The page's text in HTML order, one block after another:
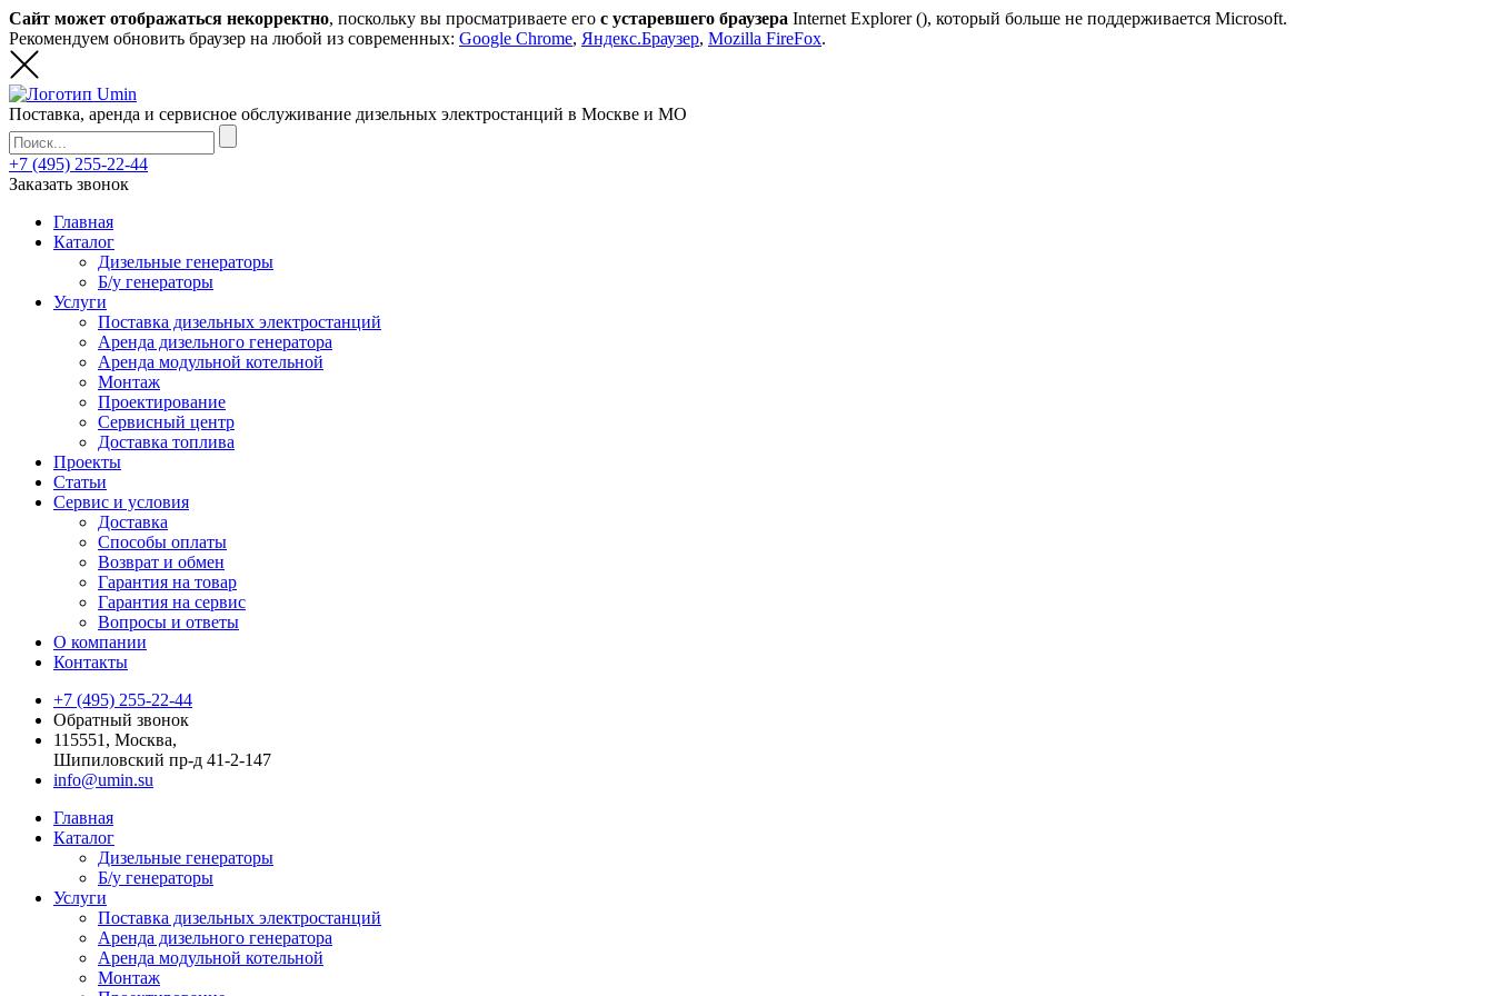
Сайт может отображаться некорректно, поскольку вы просматриваете его с устаревшего браузера Internet Explorer (), который больше не поддерживается Microsoft.
Рекомендуем обновить браузер на любой из современных: Google Chrome, Яндекс.Браузер, Mozilla FireFox.
Поставка, аренда и сервисное обслуживание дизельных электростанций в Москве и МО
+7 (495) 255-22-44
Заказать звонок
Главная
Каталог
Дизельные генераторы
Б/у генераторы
Услуги
Поставка дизельных электростанций
Аренда дизельного генератора
Аренда модульной котельной
Монтаж
Проектирование
Сервисный центр
Доставка топлива
Проекты
Статьи
Сервис и условия
Доставка
Способы оплаты
Возврат и обмен
Гарантия на товар
Гарантия на сервис
Вопросы и ответы
О компании
Контакты
+7 (495) 255-22-44
Обратный звонок
115551, Москва,
Шипиловский пр-д 41-2-147
info@umin.su
Главная
Каталог
Дизельные генераторы
Б/у генераторы
Услуги
Поставка дизельных электростанций
Аренда дизельного генератора
Аренда модульной котельной
Монтаж